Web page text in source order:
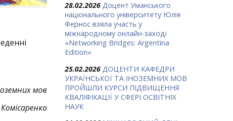
мов
28.02.2026 Доцент Уманського
національного університету Юлія
Фернос взяла участь у
міжнародному онлайн-заході
«Networking Bridges: Argentina
Edition»
25.02.2026 ДОЦЕНТИ КАФЕДРИ
УКРАЇНСЬКОЇ ТА ІНОЗЕМНИХ МОВ
ПРОЙШЛИ КУРСИ ПІДВИЩЕННЯ
КВАЛІФІКАЦІЇ У СФЕРІ ОСВІТНІХ
НАУК